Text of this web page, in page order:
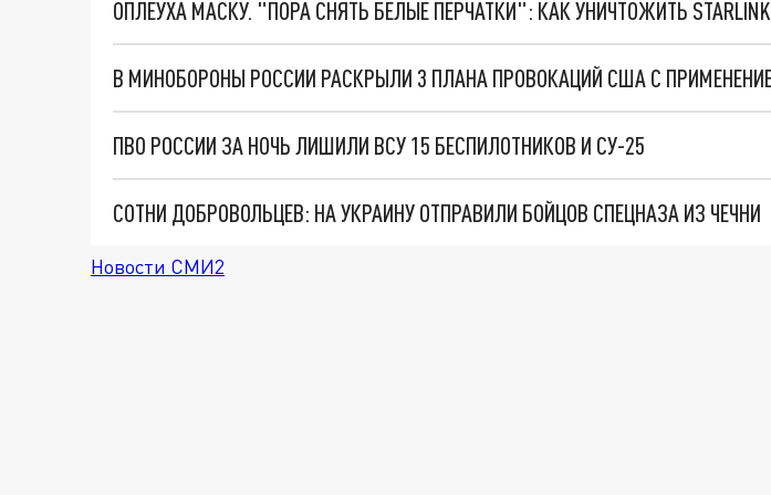
ОПЛЕУХА МАСКУ. "ПОРА СНЯТЬ БЕЛЫЕ ПЕРЧАТКИ": КАК УНИЧТОЖИТЬ STARLINK
ПВО РОССИИ ЗА НОЧЬ ЛИШИЛИ ВСУ 15 БЕСПИЛОТНИКОВ И СУ-25
СОТНИ ДОБРОВОЛЬЦЕВ: НА УКРАИНУ ОТПРАВИЛИ БОЙЦОВ СПЕЦНАЗА ИЗ ЧЕЧНИ
Новости СМИ2